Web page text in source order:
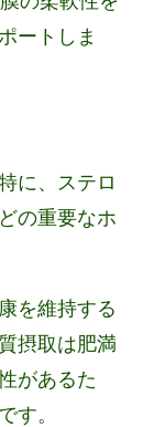
ートしま
に、ステロ
の重要なホ
を維持する
摂取は肥満
があるた
す。